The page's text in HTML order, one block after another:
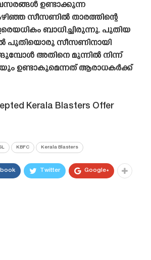
ഉണ്ടാക്കുന്ന
സീസണിൽ താരത്തിന്റെ
ബാധിച്ചിരുന്നു. പുതിയ
പുതിയൊരു സീസണിനായി
അതിനെ മുന്നിൽ നിന്ന്
ഉണ്ടാകുമെന്നത് ആരാധകർക്ക്
Kerala Blasters Offer
KBFC Kerala Blasters
Twitter Google+